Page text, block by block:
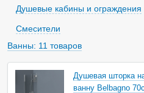
Душевые кабины и ограждения
Смесители
Ванны: 11 товаров
Душевая шторка
ванну Belbagno